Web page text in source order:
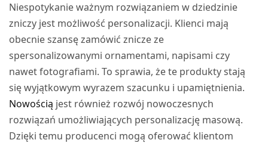
Niespotykanie ważnym rozwiązaniem w dziedzinie
zniczy jest możliwość personalizacji. Klienci mają
obecnie szansę zamówić znicze ze
spersonalizowanymi ornamentami, napisami czy
nawet fotografiami. To sprawia, że te produkty stają
się wyjątkowym wyrazem szacunku i upamiętnienia.
Nowością jest również rozwój nowoczesnych
rozwiązań umożliwiających personalizację masową.
Dzięki temu producenci mogą oferować klientom